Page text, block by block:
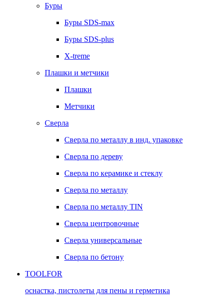
Буры
Буры SDS-max
Буры SDS-plus
X-treme
Плашки и метчики
Плашки
Метчики
Сверла
Сверла по металлу в инд. упаковке
Сверла по дереву
Сверла по керамике и стеклу
Сверла по металлу
Сверла по металлу TIN
Сверла центровочные
Сверла универсальные
Сверла по бетону
TOOLFOR
оснастка, пистолеты для пены и герметика